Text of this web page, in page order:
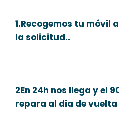
1.Recogemos tu móvil
la solicitud..
2En 24h nos llega y el
repara al dia de